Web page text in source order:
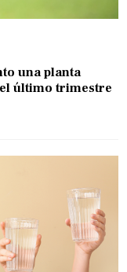
una planta
último trimestre